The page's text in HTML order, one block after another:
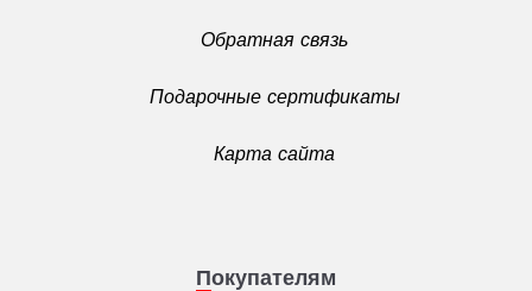
Обратная связь
Подарочные сертификаты
Карта сайта
Покупателям